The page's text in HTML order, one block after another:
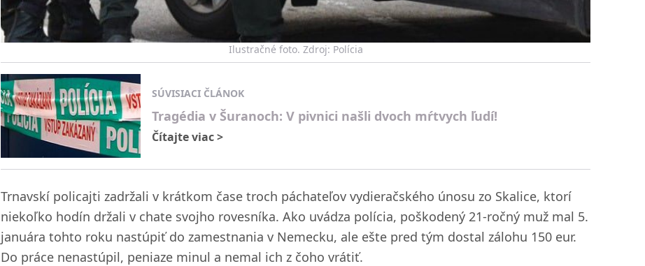
Ilustračné foto. Zdroj: Polícia
SÚVISIACI ČLÁNOK
Tragédia v Šuranoch: V pivnici našli dvoch mŕtvych ľudí!
Čítajte viac>
Trnavskí policajti zadržali v krátkom čase troch páchateľov vydieračského únosu zo Skalice, ktorí
niekoľko hodín držali v chate svojho rovesníka. Ako uvádza polícia, poškodený 21-ročný muž mal 5.
januára tohto roku nastúpiť do zamestnania v Nemecku, ale ešte pred tým dostal zálohu 150 eur.
Do práce nenastúpil, peniaze minul a nemal ich z čoho vrátiť.